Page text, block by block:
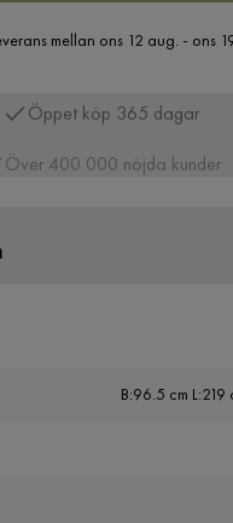
mellan ons 12 aug. - ons
B:96.5 cm L:219